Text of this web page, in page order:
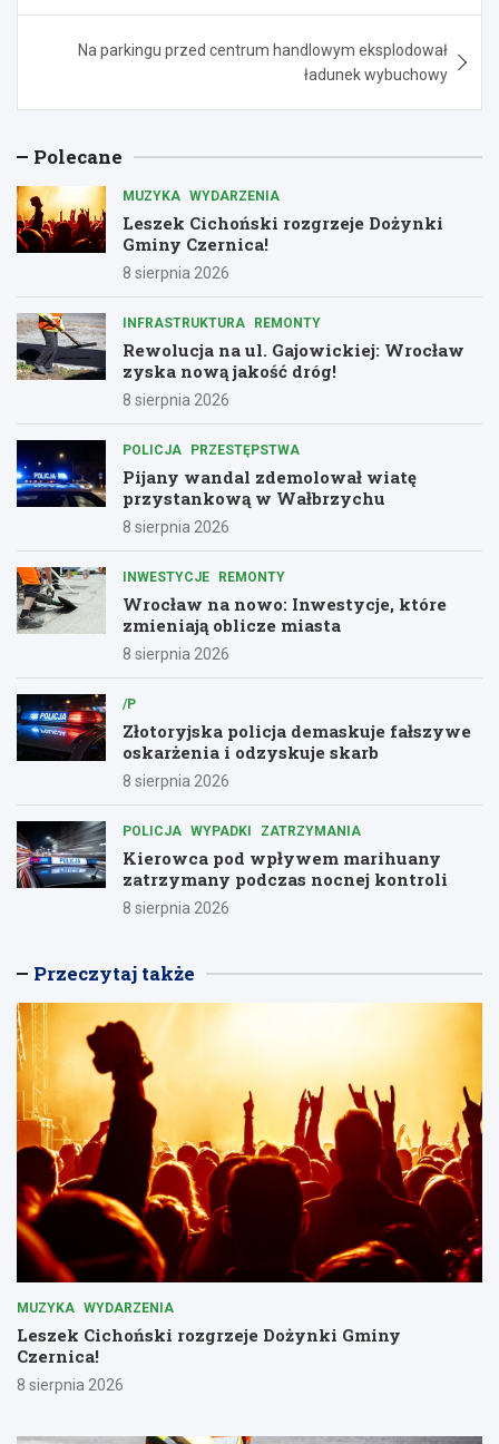
Na parkingu przed centrum handlowym eksplodował
ładunek wybuchowy
Polecane
MUZYKA WYDARZENIA
Leszek Cichoński rozgrzeje Dożynki
Gminy Czernica!
8 sierpnia 2026
INFRASTRUKTURA REMONTY
Rewolucja na ul. Gajowickiej: Wrocław
zyska nową jakość dróg!
8 sierpnia 2026
POLICJA PRZESTĘPSTWA
Pijany wandal zdemolował wiatę
przystankową w Wałbrzychu
8 sierpnia 2026
INWESTYCJE REMONTY
Wrocław na nowo: Inwestycje, które
zmieniają oblicze miasta
8 sierpnia 2026
/P
Złotoryjska policja demaskuje fałszywe
oskarżenia i odzyskuje skarb
8 sierpnia 2026
POLICJA WYPADKI ZATRZYMANIA
Kierowca pod wpływem marihuany
zatrzymany podczas nocnej kontroli
8 sierpnia 2026
Przeczytaj także
MUZYKA WYDARZENIA
Leszek Cichoński rozgrzeje Dożynki Gminy
Czernica!
8 sierpnia 2026